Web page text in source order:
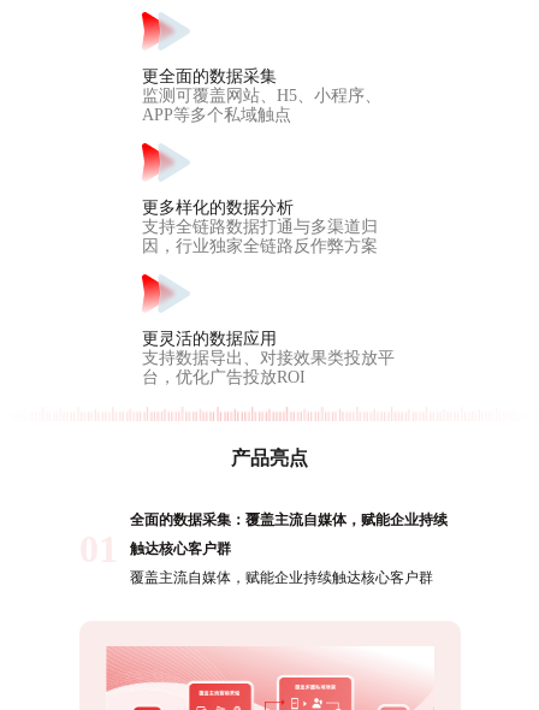
更全面的数据采集
监测可覆盖网站、H5、小程序、
APP等多个私域触点
更多样化的数据分析
支持全链路数据打通与多渠道归
因，行业独家全链路反作弊方案
更灵活的数据应用
支持数据导出、对接效果类投放平
台，优化广告投放ROI
产品亮点
全面的数据采集：覆盖主流自媒体，赋能企业持续
触达核心客户群
覆盖主流自媒体，赋能企业持续触达核心客户群